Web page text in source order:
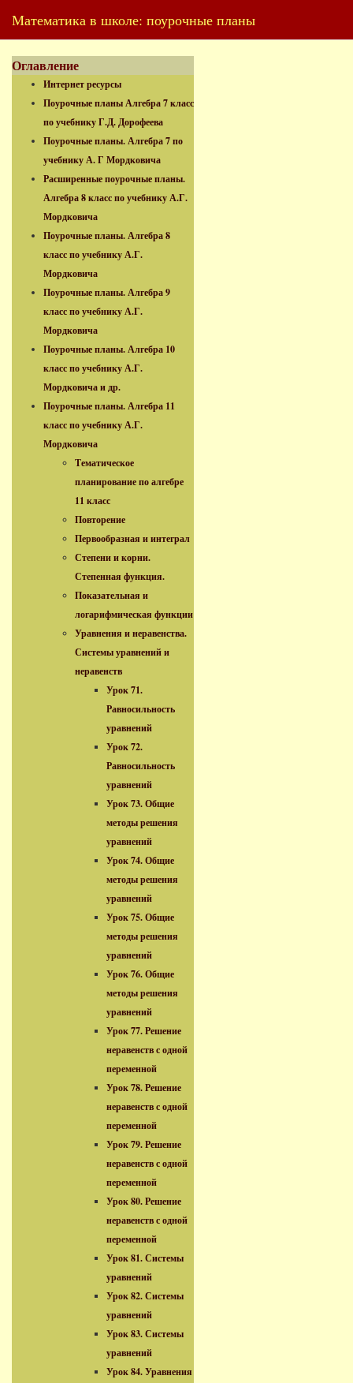
Математика в школе: поурочные планы
Оглавление
Интернет ресурсы
Поурочные планы Алгебра 7 класс
по учебнику Г.Д. Дорофеева
Поурочные планы. Алгебра 7 по
учебнику А. Г Мордковича
Расширенные поурочные планы.
Алгебра 8 класс по учебнику А.Г.
Мордковича
Поурочные планы. Алгебра 8
класс по учебнику А.Г.
Мордковича
Поурочные планы. Алгебра 9
класс по учебнику А.Г.
Мордковича
Поурочные планы. Алгебра 10
класс по учебнику А.Г.
Мордковича и др.
Поурочные планы. Алгебра 11
класс по учебнику А.Г.
Мордковича
Тематическое
планирование по алгебре
11 класс
Повторение
Первообразная и интеграл
Степени и корни.
Степенная функция.
Показательная и
логарифмическая функции
Уравнения и неравенства.
Системы уравнений и
неравенств
Урок 71.
Равносильность
уравнений
Урок 72.
Равносильность
уравнений
Урок 73. Общие
методы решения
уравнений
Урок 74. Общие
методы решения
уравнений
Урок 75. Общие
методы решения
уравнений
Урок 76. Общие
методы решения
уравнений
Урок 77. Решение
неравенств с одной
переменной
Урок 78. Решение
неравенств с одной
переменной
Урок 79. Решение
неравенств с одной
переменной
Урок 80. Решение
неравенств с одной
переменной
Урок 81. Системы
уравнений
Урок 82. Системы
уравнений
Урок 83. Системы
уравнений
Урок 84. Уравнения